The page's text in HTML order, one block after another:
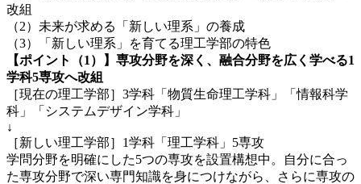
改組
（2）未来が求める「新しい理系」の養成
（3）「新しい理系」を育てる理工学部の特色
【ポイント（1）】専攻分野を深く、融合分野を広く学べる1
学科5専攻へ改組
［現在の理工学部］3学科「物質生命理工学科」「情報科学
科」「システムデザイン学科」
↓
［新しい理工学部］1学科「理工学科」5専攻
学問分野を明確にした5つの専攻を設置構想中。自分に合っ
た専攻分野で深い専門知識を身につけながら、さらに専攻の